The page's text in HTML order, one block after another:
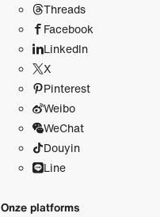
Threads
Facebook
LinkedIn
X
Pinterest
Weibo
WeChat
Douyin
Line
Onze platforms